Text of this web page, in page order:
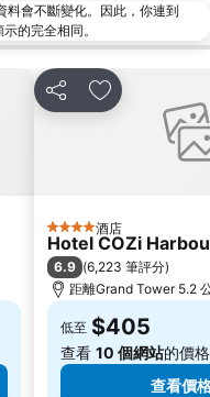
岸
Yi Metro Station
Bay Metro Station
沙海濱公園
Island
Hau Metro Station
酒店站
料會不斷變化。因此，你連到
的完全相同。
分享 放到收藏夾
4 星級 酒店
Hotel COZi
6.9 (6,223 筆評分)
距離Grand Tower 5.2
低至 $405
查看 10 個網站的價格
查看價